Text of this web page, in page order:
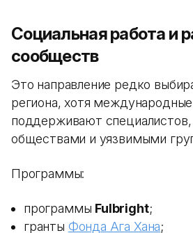
Социальная работа и
сообществ
Это направление редко
региона, хотя
поддерживают
обществами и уязвимыми
Программы:
программы Fulbright;
гранты Фонда Ага Хана;